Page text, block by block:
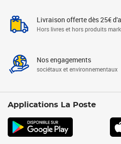
Livraison offerte dès 25€
Hors livres et hors produits
Nos engagements
sociétaux et environnementaux
Applications La Poste